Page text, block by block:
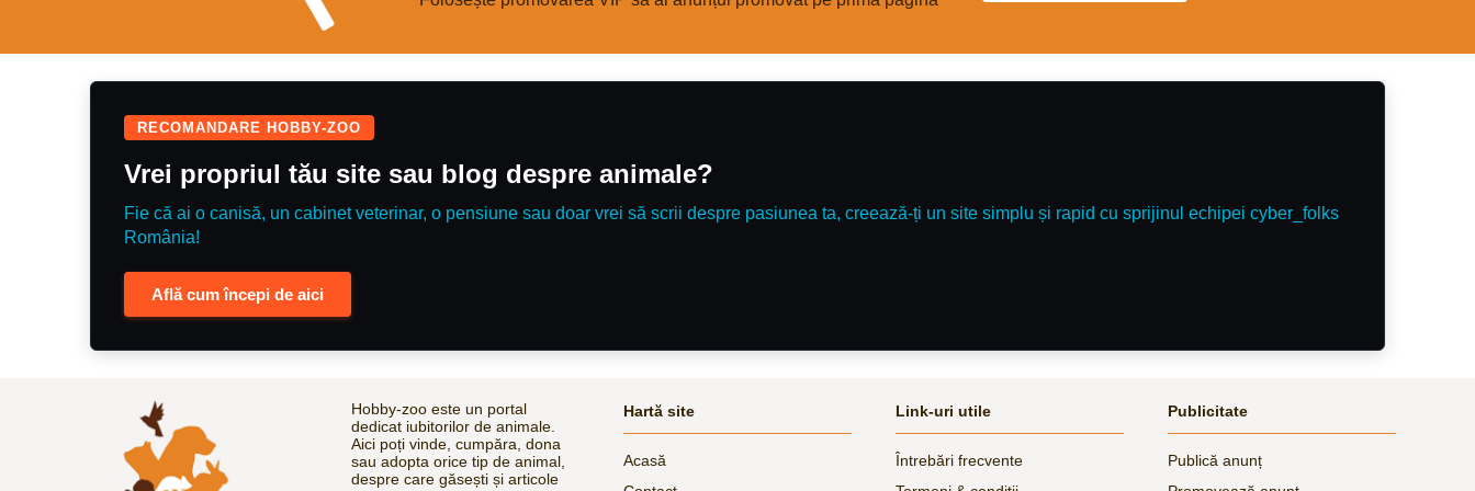
RECOMANDARE HOBBY-ZOO
Vrei propriul tău site sau blog despre animale?
Fie că ai o canisă, un cabinet veterinar, o pensiune sau doar vrei să scrii despre pasiunea ta, creează-ți un site simplu și rapid cu sprijinul echipei cyber_folks
România!
Află cum începi de aici
Hobby-zoo este un portal
dedicat iubitorilor de animale.
Aici poți vinde, cumpăra, dona
sau adopta orice tip de animal,
despre care găsești și articole
Hartă site
Acasă
Link-uri utile
Întrebări frecvente
Publicitate
Publică anunț